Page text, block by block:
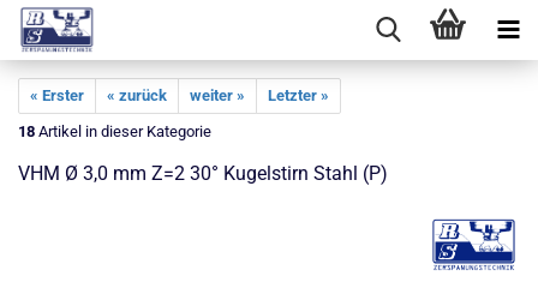
« Erster « zurück weiter »
Letzter »
18 Artikel in dieser Kategorie
VHM Ø 3,0 mm Z=2 30° Kugelstirn Stahl (P)